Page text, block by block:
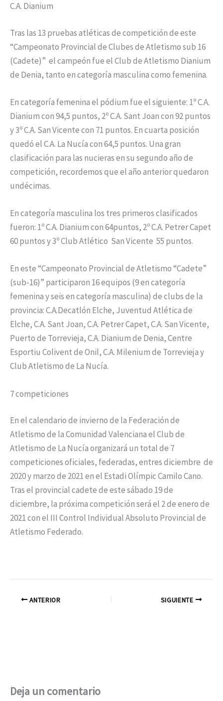
C.A. Dianium
Tras las 13 pruebas atléticas de competición de este
“Campeonato Provincial de Clubes de Atletismo sub 16
(Cadete)” el campeón fue el Club de Atletismo Dianium
de Denia, tanto en categoría masculina como femenina.
En categoría femenina el pódium fue el siguiente: 1º C.A.
Dianium con 94,5 puntos, 2º C.A. Sant Joan con 92 puntos
y 3º C.A. San Vicente con 71 puntos. En cuarta posición
quedó el C.A. La Nucía con 64,5 puntos. Una gran
clasificación para las nucieras en su segundo año de
competición, recordemos que el año anterior quedaron
undécimas.
En categoría masculina los tres primeros clasificados
fueron: 1º C.A. Dianium con 64puntos, 2º C.A. Petrer Capet
60 puntos y 3º Club Atlético San Vicente 55 puntos.
En este “Campeonato Provincial de Atletismo “Cadete”
(sub-16)” participaron 16 equipos (9 en categoría
femenina y seis en categoría masculina) de clubs de la
provincia: C.A.Decatlón Elche, Juventud Atlética de
Elche, C.A. Sant Joan, C.A. Petrer Capet, C.A. San Vicente,
Puerto de Torrevieja, C.A. Dianium de Denia, Centre
Esportiu Colivent de Onil, C.A. Milenium de Torrevieja y
Club Atletismo de La Nucía.
7 competiciones
En el calendario de invierno de la Federación de
Atletismo de la Comunidad Valenciana el Club de
Atletismo de La Nucía organizará un total de 7
competiciones oficiales, federadas, entres diciembre de
2020 y marzo de 2021 en el Estadi Olímpic Camilo Cano.
Tras el provincial cadete de este sábado 19 de
diciembre, la próxima competición será el 2 de enero de
2021 con el III Control Individual Absoluto Provincial de
Atletismo Federado.
ANTERIOR SIGUIENTE
Deja un comentario